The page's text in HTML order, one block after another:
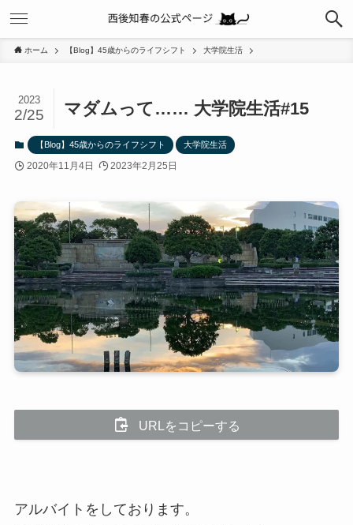
ホーム 【Blog】45歳からのライフシフト 大学院生活
マダムって…… 大学院生活#15
2023
2/25
【Blog】45歳からのライフシフト 大学院生活
2020年11月4日 2023年2月25日
URLをコピーする
アルバイトをしております。